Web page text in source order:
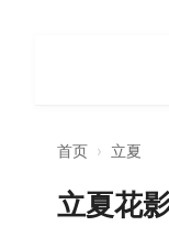
首页 › 立夏
立夏花